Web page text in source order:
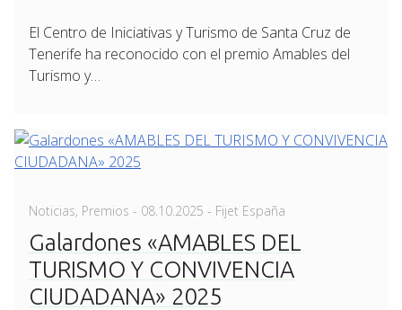
El Centro de Iniciativas y Turismo de Santa Cruz de
Tenerife ha reconocido con el premio Amables del
Turismo y…
Noticias, Premios - Posted
08.10.2025 - Fijet España
Galardones «AMABLES DEL
TURISMO Y CONVIVENCIA
CIUDADANA» 2025